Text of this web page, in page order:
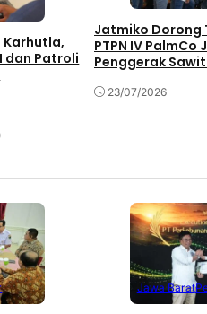
Karhutla,
dan Patroli
Jatmiko Dorong
PTPN IV
Penggerak
23/07/2026
Jawa Barat